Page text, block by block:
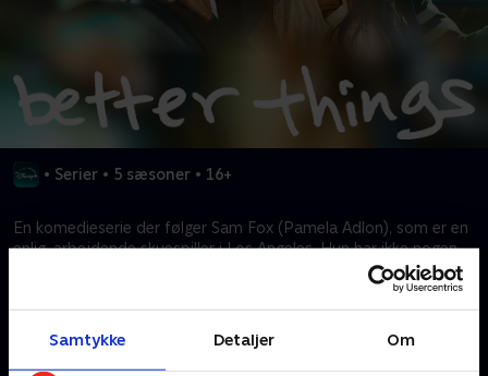
Samtykke Detaljer Om
• Serier • 5 sæsoner • 16+
En komedieserie der følger Sam Fox (Pamela Adlon), som er en
enlig, arbejdende skuespiller i Los Angeles. Hun har ikke nogen
filtre i opdragelsen af sine tre døtre i Los Angeles.
Kræver tilkøb